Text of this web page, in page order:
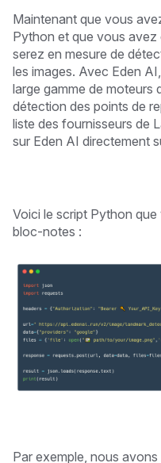
Maintenant que vous
Python et que vous
serez en mesure de
les images. Avec Eden
large gamme de moteurs
détection des points de
liste des fournisseurs de
sur Eden AI directement
Voici le script Python
bloc-notes :
Par exemple, nous